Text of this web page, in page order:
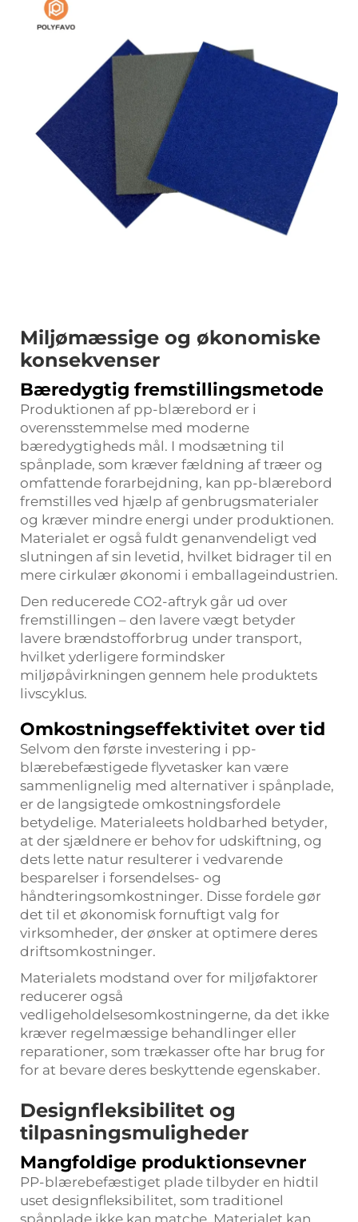
Miljømæssige og økonomiske
konsekvenser
Bæredygtig fremstillingsmetode
Produktionen af pp-blærebord er i
overensstemmelse med moderne
bæredygtigheds mål. I modsætning til
spånplade, som kræver fældning af træer og
omfattende forarbejdning, kan pp-blærebord
fremstilles ved hjælp af genbrugsmaterialer
og kræver mindre energi under produktionen.
Materialet er også fuldt genanvendeligt ved
slutningen af sin levetid, hvilket bidrager til en
mere cirkulær økonomi i emballageindustrien.
Den reducerede CO2-aftryk går ud over
fremstillingen – den lavere vægt betyder
lavere brændstofforbrug under transport,
hvilket yderligere formindsker
miljøpåvirkningen gennem hele produktets
livscyklus.
Omkostningseffektivitet over tid
Selvom den første investering i pp-
blærebefæstigede flyvetasker kan være
sammenlignelig med alternativer i spånplade,
er de langsigtede omkostningsfordele
betydelige. Materialeets holdbarhed betyder,
at der sjældnere er behov for udskiftning, og
dets lette natur resulterer i vedvarende
besparelser i forsendelses- og
håndteringsomkostninger. Disse fordele gør
det til et økonomisk fornuftigt valg for
virksomheder, der ønsker at optimere deres
driftsomkostninger.
Materialets modstand over for miljøfaktorer
reducerer også
vedligeholdelsesomkostningerne, da det ikke
kræver regelmæssige behandlinger eller
reparationer, som trækasser ofte har brug for
for at bevare deres beskyttende egenskaber.
Designfleksibilitet og
tilpasningsmuligheder
Mangfoldige produktionsevner
PP-blærebefæstiget plade tilbyder en hidtil
uset designfleksibilitet, som traditionel
spånplade ikke kan matche. Materialet kan